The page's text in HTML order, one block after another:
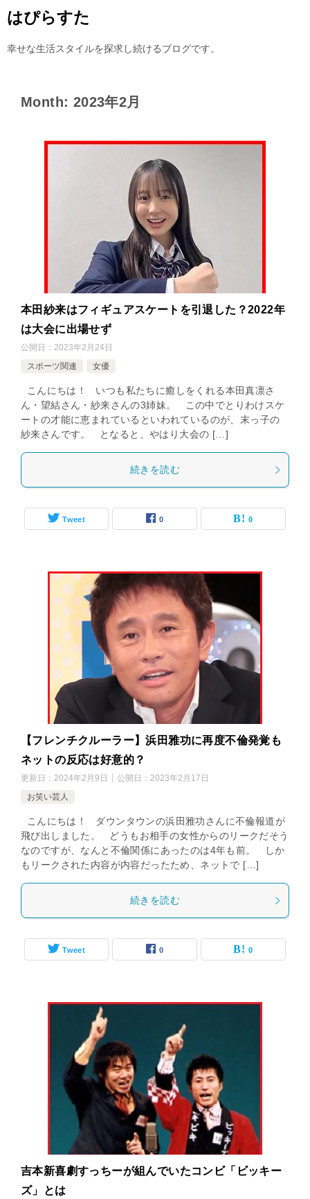
はぴらすた
幸せな生活スタイルを探求し続けるブログです。
Month: 2023年2月
本田紗来はフィギュアスケートを引退した？2022年
は大会に出場せず
公開日： 2023年2月24日
スポーツ関連
女優
こんにちは！ いつも私たちに癒しをくれる本田真凛さ
ん・望結さん・紗来さんの3姉妹。 この中でとりわけスケ
ートの才能に恵まれているといわれているのが、末っ子の
紗来さんです。 となると、やはり大会の […]
続きを読む
Tweet 0 0
【フレンチクルーラー】浜田雅功に再度不倫発覚も
ネットの反応は好意的？
更新日： 2024年2月9日 公開日： 2023年2月17日
お笑い芸人
こんにちは！ ダウンタウンの浜田雅功さんに不倫報道が
飛び出しました。 どうもお相手の女性からのリークだそう
なのですが、なんと不倫関係にあったのは4年も前。 しか
もリークされた内容が内容だったため、ネットで […]
続きを読む
Tweet 0 0
吉本新喜劇すっちーが組んでいたコンビ「ビッキー
ズ」とは